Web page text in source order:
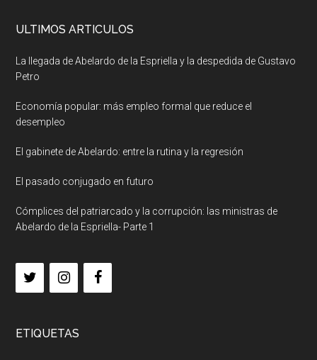
ULTIMOS ARTICULOS
La llegada de Abelardo de la Espriella y la despedida de Gustavo
Petro
Economía popular: más empleo formal que reduce el
desempleo
El gabinete de Abelardo: entre la rutina y la regresión
El pasado conjugado en futuro
Cómplices del patriarcado y la corrupción: las ministras de
Abelardo de la Espriella- Parte 1
ETIQUETAS